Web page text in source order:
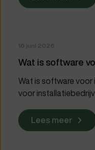
16 juni 2026
Wat is software
Wat is software
voor
Lees meer